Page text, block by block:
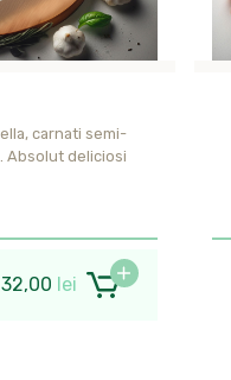
carnati semi-
Absolut deliciosi
32,00 lei